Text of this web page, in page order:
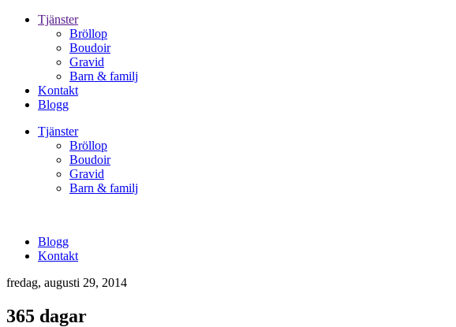
Tjänster
Bröllop
Boudoir
Gravid
Barn & familj
Kontakt
Blogg
Tjänster
Bröllop
Boudoir
Gravid
Barn & familj
Blogg
Kontakt
fredag, augusti 29, 2014
365 dagar